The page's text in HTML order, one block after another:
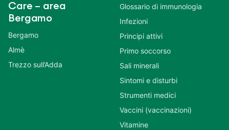
Care – area
Bergamo
Bergamo
Almè
Trezzo sull’Adda
Glossario di immunologia
Infezioni
Principi attivi
Primo soccorso
Sali minerali
Sintomi e disturbi
Strumenti medici
Vaccini (vaccinazioni)
Vitamine